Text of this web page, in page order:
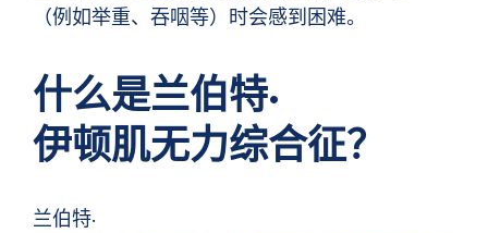
（例如举重、吞咽等）时会感到困难。
什么是兰伯特·
伊顿肌无力综合征？
兰伯特·